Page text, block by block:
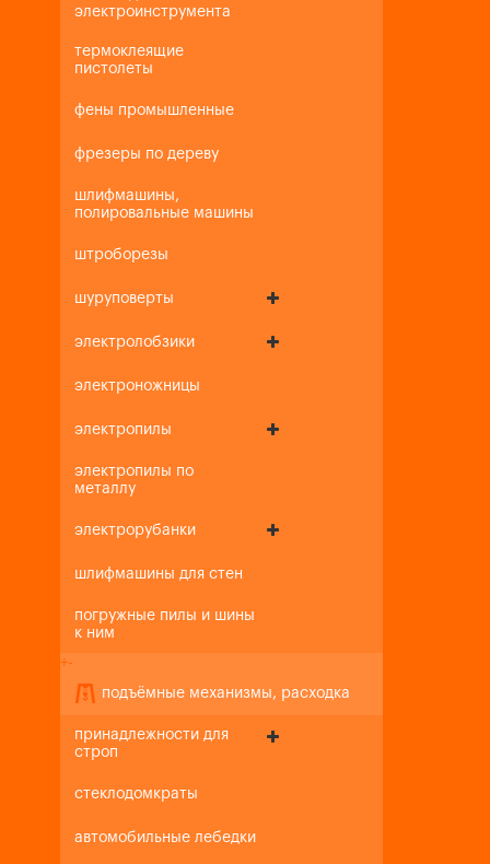
электроинструмента
термоклеящие
пистолеты
фены промышленные
фрезеры по дереву
шлифмашины,
полировальные машины
штроборезы
шуруповерты
электролобзики
электроножницы
электропилы
электропилы по
металлу
электрорубанки
шлифмашины для стен
погружные пилы и шины
к ним
+-
подъёмные механизмы, расходка
принадлежности для
строп
стеклодомкраты
автомобильные лебедки